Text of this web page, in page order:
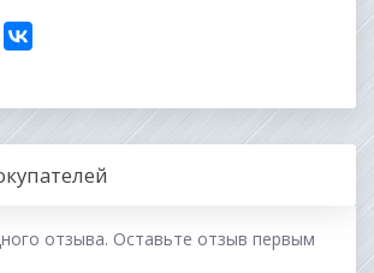
отзыва. Оставьте отзыв первым